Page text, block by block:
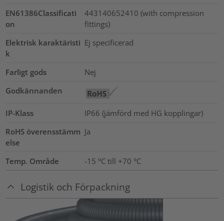
EN61386Classificati
on
443140652410 (with compression
fittings)
Elektrisk karaktäristi
k
Ej specificerad
Farligt gods
Nej
Godkännanden
IP-Klass
IP66 (jämförd med HG kopplingar)
RoHS överensstämm
else
Ja
Temp. Område -15 °C till +70 °C
Logistik och Förpackning